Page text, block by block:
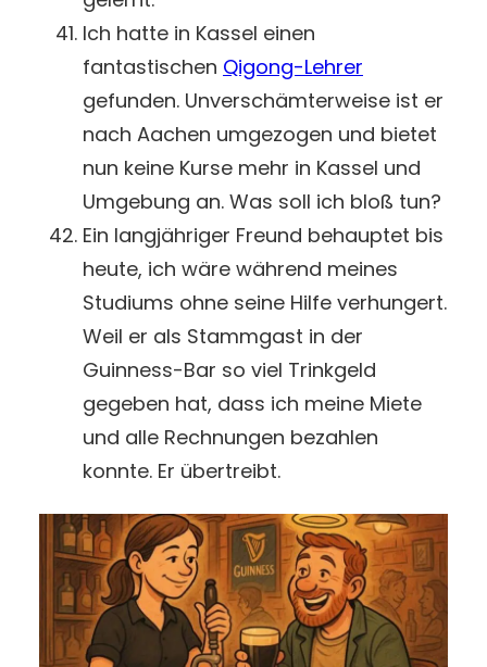
Ich hatte in Kassel einen
fantastischen Qigong-Lehrer
gefunden. Unverschämterweise ist er
nach Aachen umgezogen und bietet
nun keine Kurse mehr in Kassel und
Umgebung an. Was soll ich bloß tun?
Ein langjähriger Freund behauptet bis
heute, ich wäre während meines
Studiums ohne seine Hilfe verhungert.
Weil er als Stammgast in der
Guinness-Bar so viel Trinkgeld
gegeben hat, dass ich meine Miete
und alle Rechnungen bezahlen
konnte. Er übertreibt.